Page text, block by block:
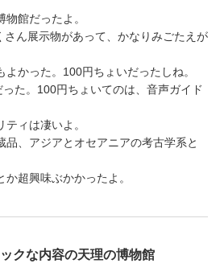
館だったよ。
ん展示物があって、かなりみごたえが
かった。100円ちょいだったしね。
った。100円ちょいてのは、音声ガイド
ィは凄いよ。
品、アジアとオセアニアの考古学系と
超興味ぶかかったよ。
クな内容の天理の博物館